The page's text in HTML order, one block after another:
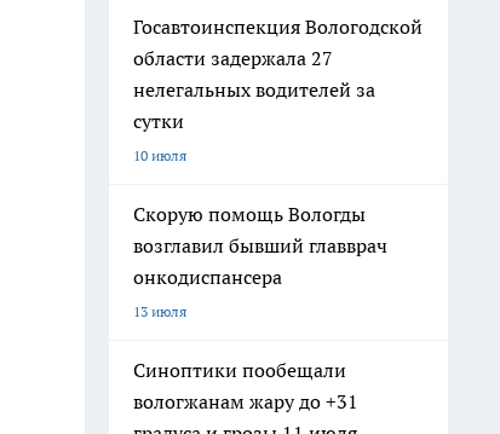
Госавтоинспекция Вологодской
области задержала 27
нелегальных водителей за
сутки
10 июля
Скорую помощь Вологды
возглавил бывший главврач
онкодиспансера
13 июля
Синоптики пообещали
вологжанам жару до +31